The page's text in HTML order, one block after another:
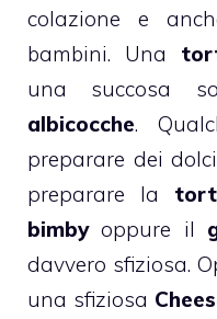
colazione e
bambini. Una
una succosa
albicocche.
preparare dei
preparare la
bimbyoppure il
davvero sfiziosa.
una sfiziosa